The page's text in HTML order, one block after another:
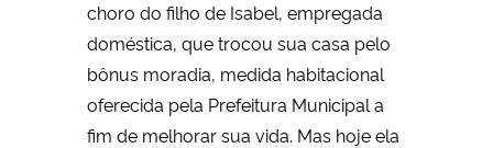
choro do filho de Isabel, empregada
doméstica, que trocou sua casa pelo
bônus moradia, medida habitacional
oferecida pela Prefeitura Municipal a
fim de melhorar sua vida. Mas hoje ela